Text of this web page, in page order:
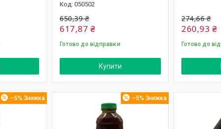
050502
650,39 ₴
617,87 ₴
Готово до відправки
Купити
274,66 ₴
260,93 ₴
Готово до
–5% –5%